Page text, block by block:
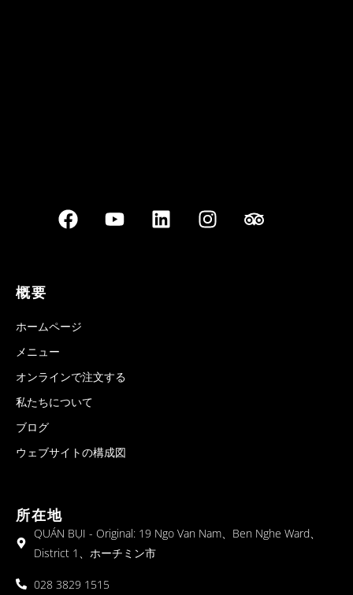
概要
ホームページ
メニュー
オンラインで注文する
私たちについて
ブログ
ウェブサイトの構成図
所在地
QUÁN BỤI - Original: 19 Ngo Van Nam、Ben Nghe Ward、
District 1、ホーチミン市
028 3829 1515